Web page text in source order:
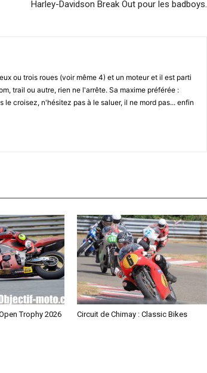
Harley-Davidson Break Out pour les badboys.
ou trois roues (voir même 4) et un moteur et il est parti
trail ou autre, rien ne l'arrête. Sa maxime préférée :
le croisez, n'hésitez pas à le saluer, il ne mord pas... enfin
Trophy 2026 Circuit de Chimay : Classic Bikes